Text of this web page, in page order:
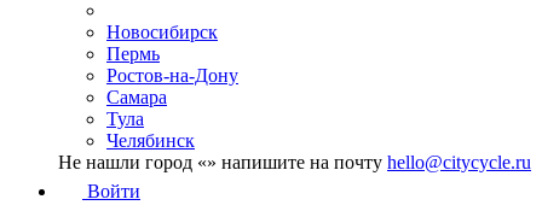
Новосибирск
Пермь
Ростов-на-Дону
Самара
Тула
Челябинск
Не нашли город «» напишите на почту hello@citycycle.ru
Войти